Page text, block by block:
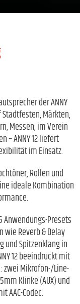
der ANNY
Märkten,
Messen, im Verein
– ANNY 12 liefert
im Einsatz.
Rollen und
ideale Kombination
Anwendungs-Presets
wie Reverb & Delay
und Spitzenklang in
12 beeindruckt mit
Mikrofon-/Line-
Klinke (AUX) und
AAC-Codec.